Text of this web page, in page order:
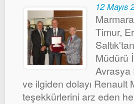
12 Mayıs
Timur,
Müdürü
Avrasya
ve ilgiden dolayı Renault
teşekkürlerini arz eden